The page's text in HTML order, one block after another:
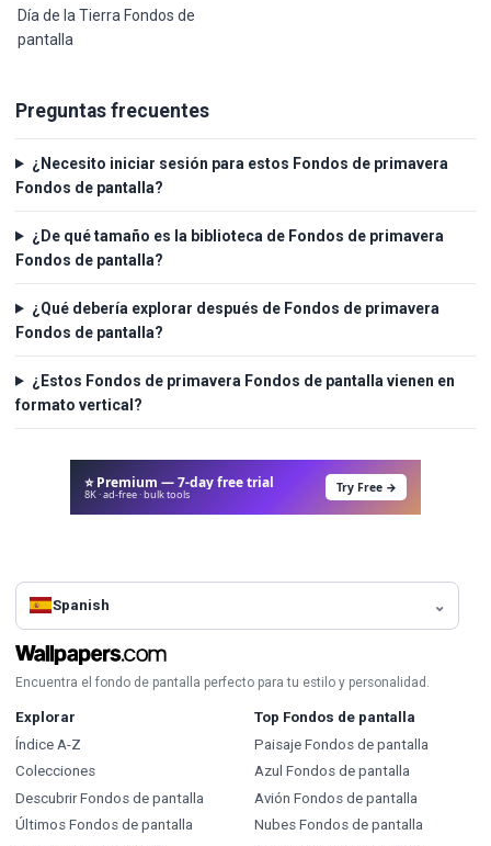
Día de la Tierra Fondos de
pantalla
Preguntas frecuentes
¿Necesito iniciar sesión para estos Fondos de primavera
Fondos de pantalla?
¿De qué tamaño es la biblioteca de Fondos de primavera
Fondos de pantalla?
¿Qué debería explorar después de Fondos de primavera
Fondos de pantalla?
¿Estos Fondos de primavera Fondos de pantalla vienen en
formato vertical?
⭐ Premium — 7-day free trial
8K · ad-free · bulk tools Try Free →
Spanish
Encuentra el fondo de pantalla perfecto para tu estilo y personalidad.
Explorar
Índice A-Z
Colecciones
Descubrir Fondos de pantalla
Últimos Fondos de pantalla
Top Fondos de pantalla
Paisaje Fondos de pantalla
Azul Fondos de pantalla
Avión Fondos de pantalla
Nubes Fondos de pantalla